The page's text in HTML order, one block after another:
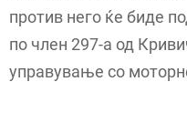
против него ќе биде
по член 297-а од
управување со